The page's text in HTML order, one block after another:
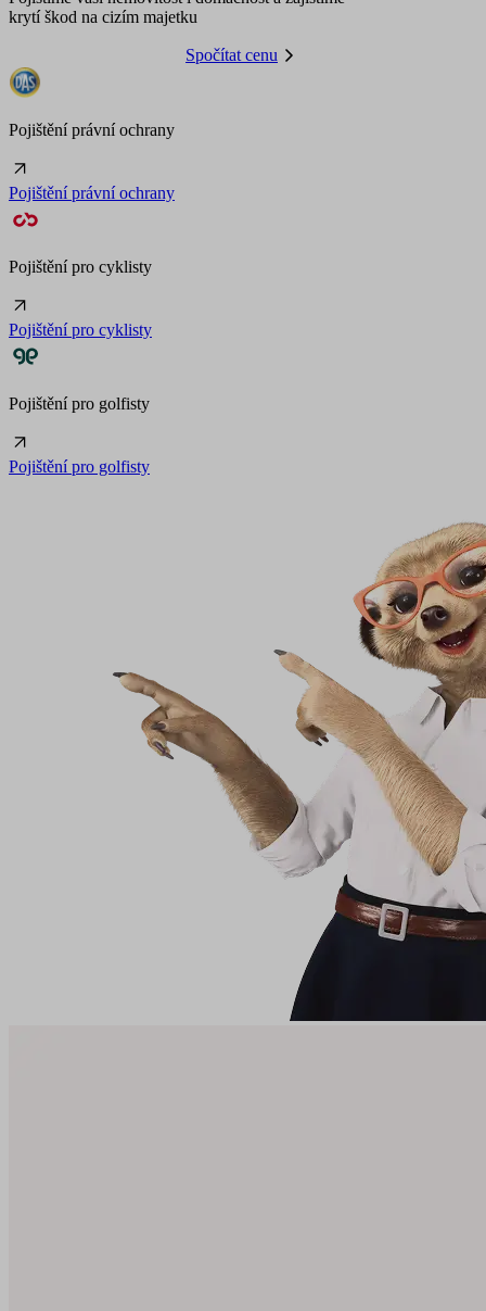
krytí škod na cizím majetku
Spočítat cenu
Pojištění právní ochrany
Pojištění právní ochrany
Pojištění pro cyklisty
Pojištění pro cyklisty
Pojištění pro golfisty
Pojištění pro golfisty